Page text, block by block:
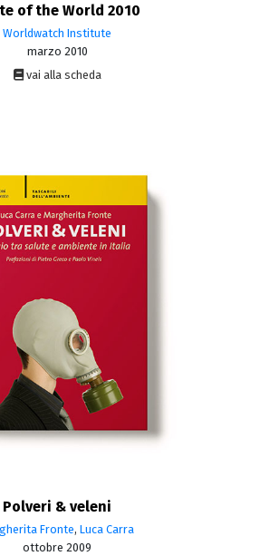
of the World 2010
Worldwatch Institute
marzo 2010
vai alla scheda
Polveri & veleni
Fronte, Luca Carra
ottobre 2009